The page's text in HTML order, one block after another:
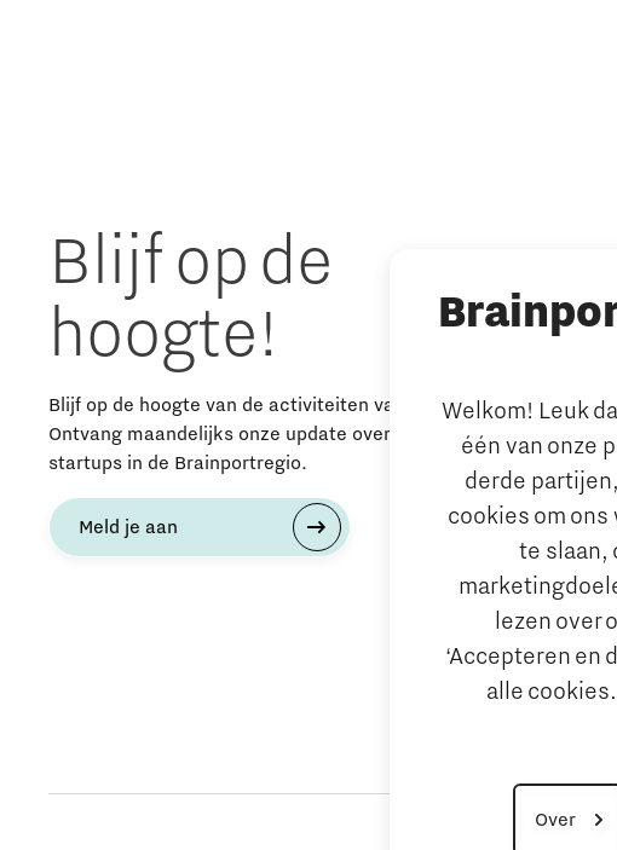
Welkom! Leuk
één van onze
derde
cookies om
te slaan,
lezen over
‘Accepteren en
alle
Over
Blijf op de
hoogte!
Blijf op de hoogte van de activiteiten van The Gate.
Ontvang maandelijks onze update over nieuws, events en
startups in de Brainportregio.
Meld je aan